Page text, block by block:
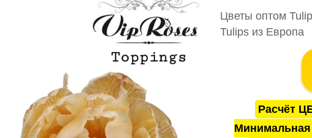
Цветы оптом
Tulips из Европа
Расчёт
Минимальная